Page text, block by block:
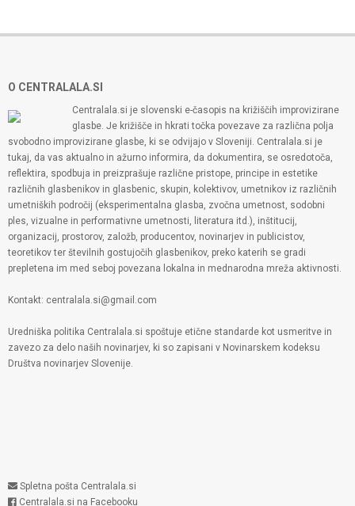
O CENTRALALA.SI
Centralala.si je slovenski e-časopis na križiščih improvizirane
glasbe. Je križišče in hkrati točka povezave za različna polja
svobodno improvizirane glasbe, ki se odvijajo v Sloveniji. Centralala.si je
tukaj, da vas aktualno in ažurno informira, da dokumentira, se osredotoča,
reflektira, spodbuja in preizprašuje različne pristope, principe in estetike
različnih glasbenikov in glasbenic, skupin, kolektivov, umetnikov iz različnih
umetniških področij (eksperimentalna glasba, zvočna umetnost, sodobni
ples, vizualne in performativne umetnosti, literatura itd.), inštitucij,
organizacij, prostorov, založb, producentov, novinarjev in publicistov,
teoretikov ter številnih gostujočih glasbenikov, preko katerih se gradi
prepletena im med seboj povezana lokalna in mednarodna mreža aktivnosti.
Kontakt: centralala.si@gmail.com
Uredniška politika Centralala.si spoštuje etične standarde kot usmeritve in
zavezo za delo naših novinarjev, ki so zapisani v Novinarskem kodeksu
Društva novinarjev Slovenije.
Spletna pošta Centralala.si
Centralala.si na Facebooku